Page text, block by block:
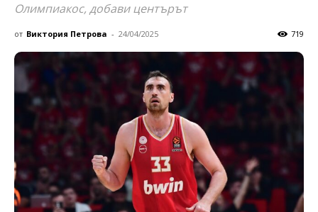
Олимпиакос, добави центърът
от Виктория Петрова - 24/04/2025 719